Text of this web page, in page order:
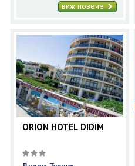
виж повече
ORION HOTEL DIDIM